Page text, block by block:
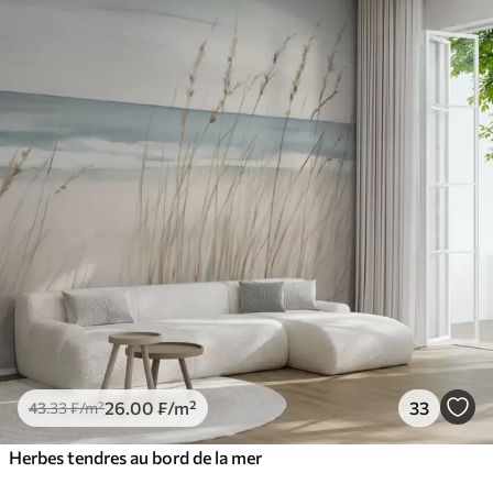
43.33₣/m²26 .00 ₣/m² 33
Herbes tendres au bord de la mer